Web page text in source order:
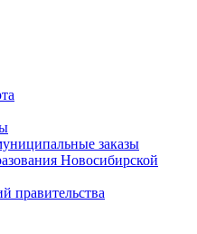
заказы
Новосибирской
правительства